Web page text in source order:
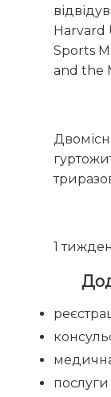
Harvard
Sports
and the
1
послуги